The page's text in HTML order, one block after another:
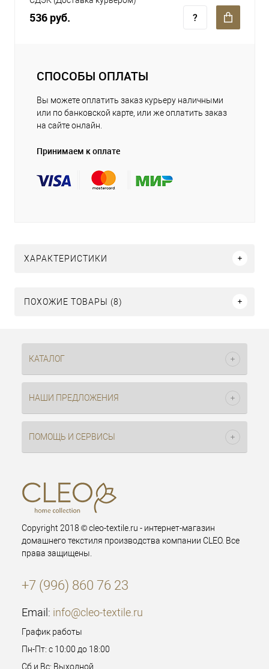
536 руб.
СПОСОБЫ ОПЛАТЫ
Вы можете оплатить заказ курьеру наличными
или по банковской карте, или же оплатить заказ
на сайте онлайн.
Принимаем к оплате
ХАРАКТЕРИСТИКИ
ПОХОЖИЕ ТОВАРЫ (8)
КАТАЛОГ
НАШИ ПРЕДЛОЖЕНИЯ
ПОМОЩЬ И СЕРВИСЫ
Copyright 2018 © cleo-textile.ru - интернет-магазин
домашнего текстиля производства компании CLEO. Все
права защищены.
+7 (996) 860 76 23
Email: info@cleo-textile.ru
График работы
Пн-Пт: с 10:00 до 18:00
Сб и Вс: Выходной